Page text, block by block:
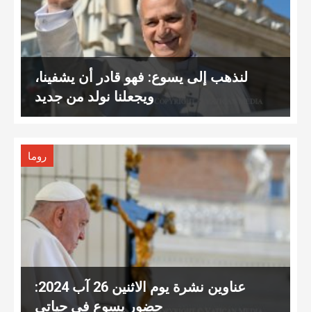
لنذهب إلى يسوع: فهو قادر أن يشفينا،
ويجعلنا نولد من جديد
روما
عناوين نشرة يوم الاثنين 26 آب 2024:
حضور يسوع في حياتي